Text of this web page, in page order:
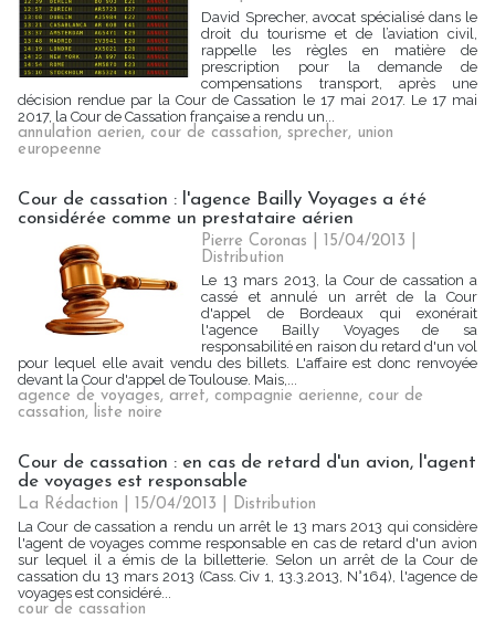
David Sprecher, avocat spécialisé dans le
droit du tourisme et de l’aviation civil,
rappelle les règles en matière de
prescription pour la demande de
compensations transport, après une
décision rendue par la Cour de Cassation le 17 mai 2017. Le 17 mai
2017, la Cour de Cassation française a rendu un...
annulation aerien, cour de cassation, sprecher, union
europeenne
Cour de cassation : l'agence Bailly Voyages a été
considérée comme un prestataire aérien
Pierre Coronas | 15/04/2013
Distribution
Le 13 mars 2013, la Cour de cassation a
cassé et annulé un arrêt de la Cour
d'appel de Bordeaux qui exonérait
l'agence Bailly Voyages de sa
responsabilité en raison du retard d'un vol
pour lequel elle avait vendu des billets. L'affaire est donc renvoyée
devant la Cour d'appel de Toulouse. Mais,...
agence de voyages, arret, compagnie aerienne, cour de
cassation, liste noire
Cour de cassation : en cas de retard d'un avion, l'agent
de voyages est responsable
La Rédaction | 15/04/2013
Distribution
La Cour de cassation a rendu un arrêt le 13 mars 2013 qui considère
l'agent de voyages comme responsable en cas de retard d'un avion
sur lequel il a émis de la billetterie. Selon un arrêt de la Cour de
cassation du 13 mars 2013 (Cass. Civ 1, 13.3.2013, N°164), l'agence de
voyages est considéré...
cour de cassation